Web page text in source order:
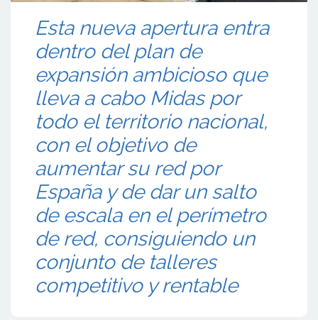
Esta nueva apertura entra
dentro del plan de
expansión ambicioso que
lleva a cabo Midas por
todo el territorio nacional,
con el objetivo de
aumentar su red por
España y de dar un salto
de escala en el perímetro
de red, consiguiendo un
conjunto de talleres
competitivo y rentable